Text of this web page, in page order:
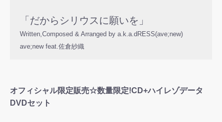
「だからシリウスに願いを」
Written,Composed & Arranged by a.k.a.dRESS(ave;new)
ave;new feat.佐倉紗織
オフィシャル限定販売☆数量限定!CD+ハイレゾデータ
DVDセット